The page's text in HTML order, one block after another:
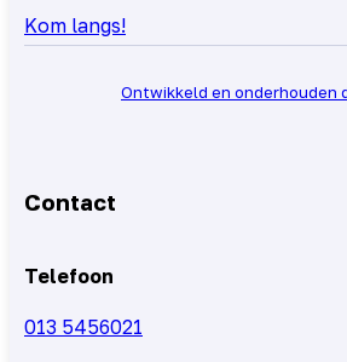
Kom langs!
Ontwikkeld en onderhouden
Contact
Telefoon
013 5456021